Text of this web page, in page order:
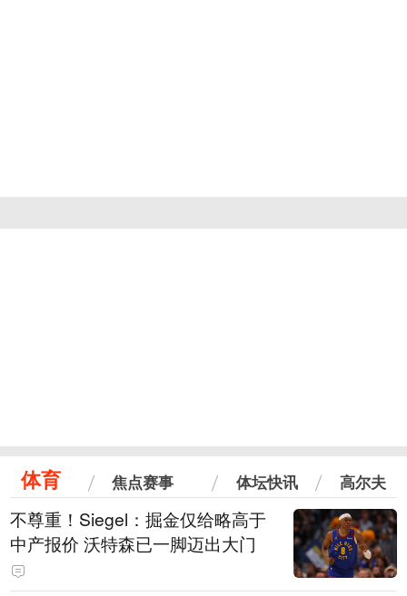
体育 焦点赛事 体坛快讯 高尔夫
不尊重！Siegel：掘金仅给略高于
中产报价 沃特森已一脚迈出大门